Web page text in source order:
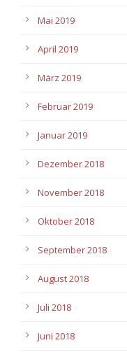
Mai 2019
April 2019
März 2019
Februar 2019
Januar 2019
Dezember 2018
November 2018
Oktober 2018
September 2018
August 2018
Juli 2018
Juni 2018